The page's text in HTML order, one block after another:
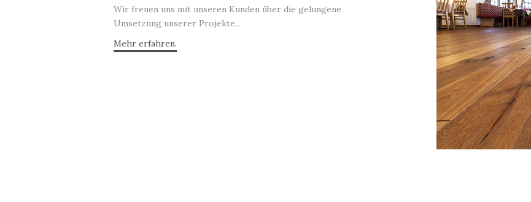
Wir freuen uns mit unseren Kunden über die gelungene
Umsetzung unserer Projekte...
Mehr erfahren.